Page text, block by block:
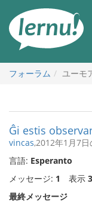
フォーラム
ユーモ
Ĝi estis
vincas,2012年1月7日
言語: Esperanto
メッセージ: 1 表示
最終メッセージ